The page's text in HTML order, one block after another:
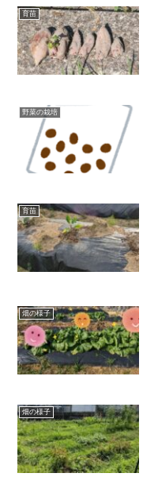
育苗
野菜の栽培
育苗
畑の様子
畑の様子